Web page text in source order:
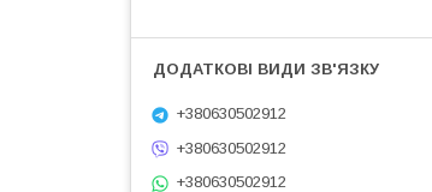
+380630502912
+380630502912
+380630502912